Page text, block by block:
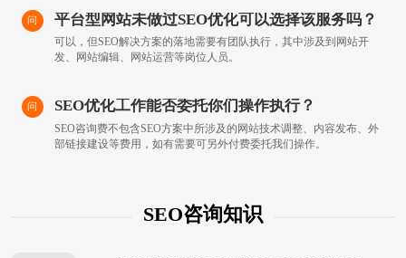
问 平台型网站未做过SEO优化可以选择该服务吗？
可以，但SEO解决方案的落地需要有团队执行，其中涉及到网站开
发、网站编辑、网站运营等岗位人员。
问 SEO优化工作能否委托你们操作执行？
SEO咨询费不包含SEO方案中所涉及的网站技术调整、内容发布、外
部链接建设等费用，如有需要可另外付费委托我们操作。
SEO咨询知识